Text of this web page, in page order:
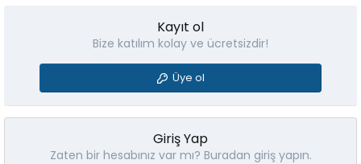
Kayıt ol
Bize katılım kolay ve ücretsizdir!
Üye ol
Giriş Yap
Zaten bir hesabınız var mı? Buradan giriş yapın.